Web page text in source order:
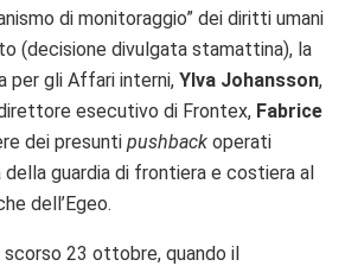
di monitoraggio” dei diritti umani
(decisione divulgata stamattina), la
per gli Affari interni, Ylva Johansson,
esecutivo di Frontex, Fabrice
dei presunti pushback operati
della guardia di frontiera e costiera al
dell’Egeo.
23 ottobre, quando il